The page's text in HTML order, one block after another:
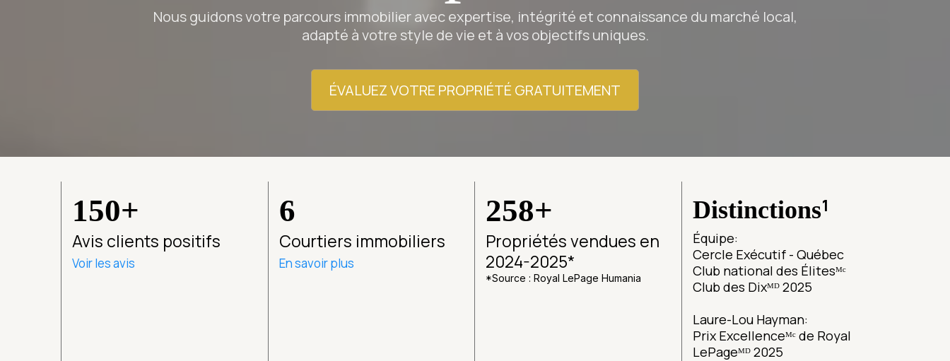
Nous guidons votre parcours immobilier avec expertise, intégrité et connaissance du marché local,
adapté à votre style de vie et à vos objectifs uniques.
ÉVALUEZ VOTRE PROPRIÉTÉ GRATUITEMENT
150+
Avis clients positifs
Voir les avis
6
Courtiers immobiliers
En savoir plus
258+
Propriétés vendues en
2024-2025*
*Source : Royal LePage Humania
Distinctions¹
Équipe:
Cercle Exécutif - Québec
Club national des Élitesᴹᶜ
Club des Dixᴹᴰ 2025
Laure-Lou Hayman:
Prix Excellenceᴹᶜ de Royal
LePageᴹᴰ 2025